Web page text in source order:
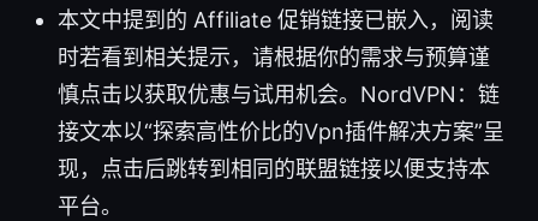
本文中提到的 Affiliate 促销链接已嵌入，阅读
时若看到相关提示，请根据你的需求与预算谨
慎点击以获取优惠与试用机会。NordVPN：链
接文本以“探索高性价比的Vpn插件解决方案”呈
现，点击后跳转到相同的联盟链接以便支持本
平台。